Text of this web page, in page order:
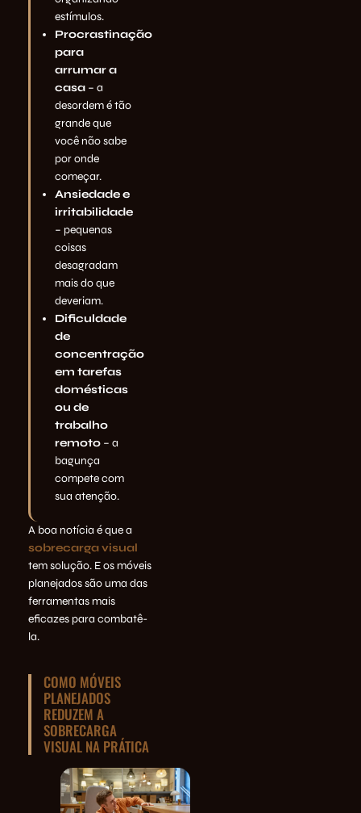
estímulos.
Procrastinação
para
arrumar a
casa – a
desordem é tão
grande que
você não sabe
por onde
começar.
Ansiedade e
irritabilidade
– pequenas
coisas
desagradam
mais do que
deveriam.
Dificuldade
de
concentração
em tarefas
domésticas
ou de
trabalho
remoto – a
bagunça
compete com
sua atenção.
A boa notícia é que a
sobrecarga visual
tem solução. E os móveis
planejados são uma das
ferramentas mais
eficazes para combatê-
la.
COMO MÓVEIS
PLANEJADOS
REDUZEM A
SOBRECARGA
VISUAL NA PRÁTICA